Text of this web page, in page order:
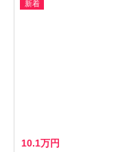
新着
10.1万円